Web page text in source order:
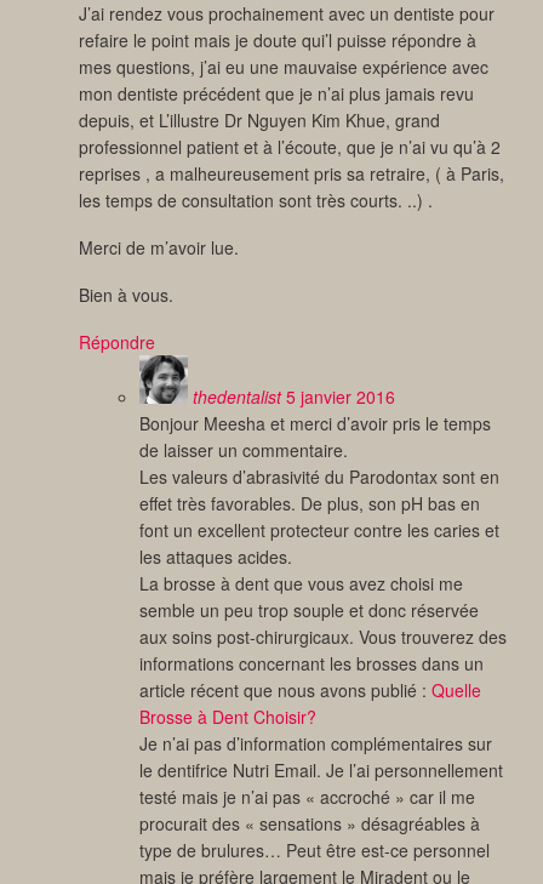
J’ai rendez vous prochainement avec un dentiste pour
refaire le point mais je doute qui’l puisse répondre à
mes questions, j’ai eu une mauvaise expérience avec
mon dentiste précédent que je n’ai plus jamais revu
depuis, et L’illustre Dr Nguyen Kim Khue, grand
professionnel patient et à l’écoute, que je n’ai vu qu’à 2
reprises , a malheureusement pris sa retraire, ( à Paris,
les temps de consultation sont très courts. ..) .
Merci de m’avoir lue.
Bien à vous.
Répondre
thedentalist 5 janvier 2016
Bonjour Meesha et merci d’avoir pris le temps
de laisser un commentaire.
Les valeurs d’abrasivité du Parodontax sont en
effet très favorables. De plus, son pH bas en
font un excellent protecteur contre les caries et
les attaques acides.
La brosse à dent que vous avez choisi me
semble un peu trop souple et donc réservée
aux soins post-chirurgicaux. Vous trouverez des
informations concernant les brosses dans un
article récent que nous avons publié : Quelle
Brosse à Dent Choisir?
Je n’ai pas d’information complémentaires sur
le dentifrice Nutri Email. Je l’ai personnellement
testé mais je n’ai pas « accroché » car il me
procurait des « sensations » désagréables à
type de brulures… Peut être est-ce personnel
mais je préfère largement le Miradent ou le